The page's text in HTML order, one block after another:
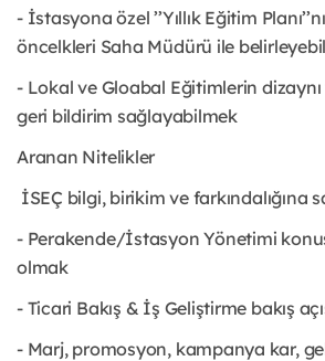
- İstasyona özel ’’Yıllık Eğitim
öncelkleri Saha Müdürü ile
- Lokal ve Gloabal Eğitimlerin
geri bildirim sağlayabilmek
Aranan Nitelikler
İSEÇ bilgi, birikim ve farkındalığına
- Perakende/İstasyon Yönetimi
olmak
- Ticari Bakış & İş Geliştirme bakış
- Marj, promosyon, kampanya kar,